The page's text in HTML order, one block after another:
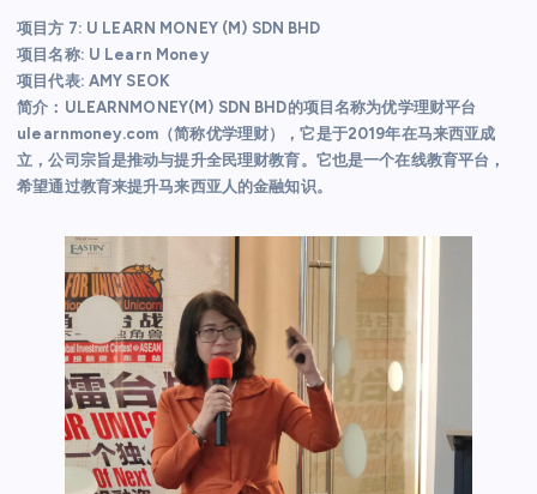
项目方 7: U LEARN MONEY (M) SDN BHD
项目名称: U Learn Money
项目代表: AMY SEOK
简介：ULEARNMONEY(M) SDN BHD的项目名称为优学理财平台
ulearnmoney.com（简称优学理财），它是于2019年在马来西亚成
立，公司宗旨是推动与提升全民理财教育。它也是一个在线教育平台，
希望通过教育来提升马来西亚人的金融知识。